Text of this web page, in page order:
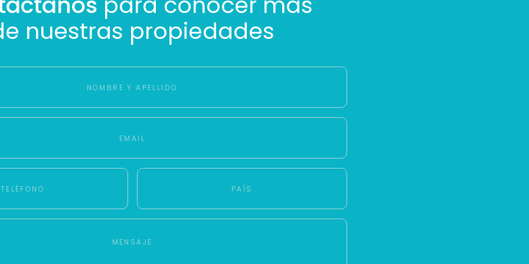
nuestras propiedades
Con estos datos podemos responderte mejor y más rápido.